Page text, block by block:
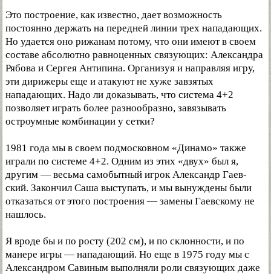
Это построение, как известно, дает возможность
постоянно держать на передней линии трех нападающих.
Но удается оно рижанам потому, что они имеют в своем
составе абсолютно равноценных связующих: Александра
Рябова и Сергея Антипина. Организуя и направляя игру,
эти дирижеры еще и атакуют не хуже завзятых
нападающих. Надо ли доказывать, что система 4+2
позволяет играть более разнообразно, завязывать
остроумные комбинации у сетки?
1981 года мы в своем подмосковном «Динамо» также
играли по системе 4+2. Одним из этих «двух» был я,
другим — весьма самобытный игрок Александр Гаев-
ский. Закончил Саша выступать, и мы вынуждены были
отказаться от этого построения — замены Гаевскому не
нашлось.
Я вроде бы и по росту (202 см), и по склонности, и по
манере игры — нападающий. Но еще в 1975 году мы с
Александром Савиным выполняли роли связующих даже